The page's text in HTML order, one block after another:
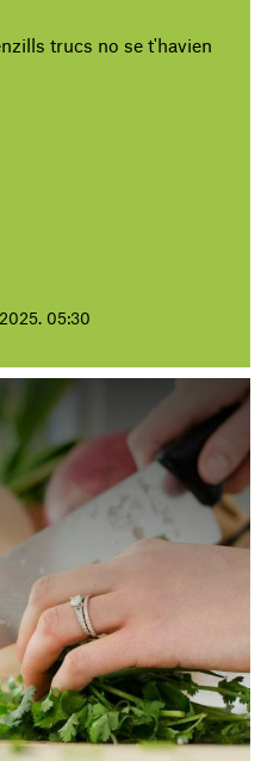
trucs no se t'havien
05:30